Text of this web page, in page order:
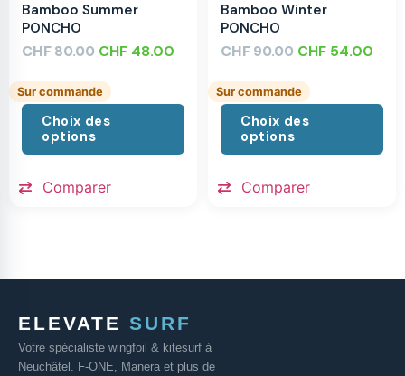
Bamboo Summer
PONCHO
CHF80.00 CHF 48.00
Sur commande
Choix des
options
Comparer
Bamboo Winter
PONCHO
CHF90.00 CHF 54.00
Sur commande
Choix des
options
Comparer
ELEVATE SURF
Votre spécialiste wingfoil & kitesurf à
Neuchâtel. F-ONE, Manera et plus de